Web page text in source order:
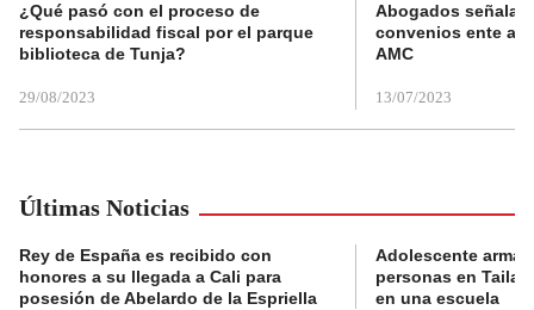
¿Qué pasó con el proceso de
responsabilidad fiscal por el parque
biblioteca de Tunja?
29/08/2023
Abogados
convenios ente
AMC
13/07/2023
Últimas Noticias
Rey de España es recibido con
honores a su llegada a Cali para
posesión de Abelardo de la Espriella
Adolescente
personas en
en una escuela